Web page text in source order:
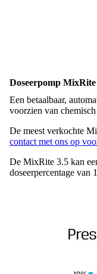
Doseerpomp
Een betaalbaar,
voorzien van
De meest verkochte
contact met ons op
De MixRite 3.5 kan
doseerpercentage van